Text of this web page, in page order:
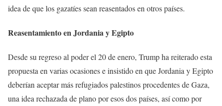
idea de que los gazatíes sean reasentados en otros países.
Reasentamiento en Jordania y Egipto
Desde su regreso al poder el 20 de enero, Trump ha reiterado esta
propuesta en varias ocasiones e insistido en que Jordania y Egipto
deberían aceptar más refugiados palestinos procedentes de Gaza,
una idea rechazada de plano por esos dos países, así como por